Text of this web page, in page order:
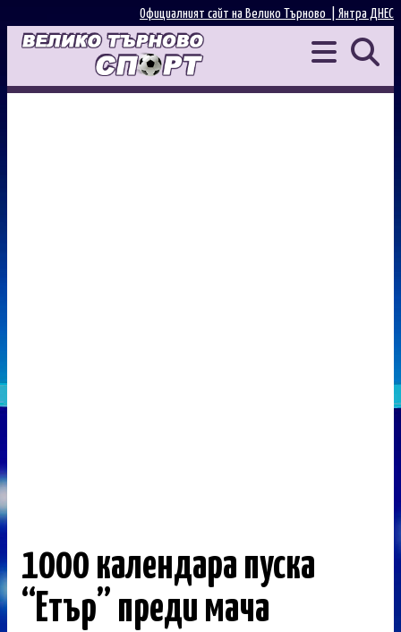
Янтра ДНЕС
Официалният сайт на Велико Търново |
1000 календара пуска
“Етър” преди мача